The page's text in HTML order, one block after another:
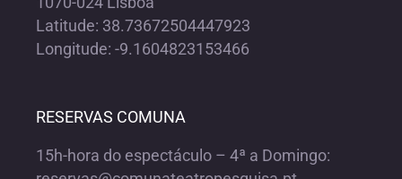
Latitude: 38.73672504447923
Longitude: -9.1604823153466
RESERVAS COMUNA
15h-hora do espectáculo – 4ª a Domingo: